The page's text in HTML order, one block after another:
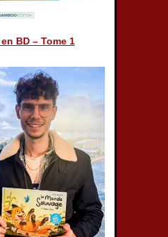
BD – Tome 1